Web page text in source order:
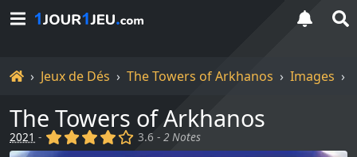
Accueil
Jeux de Dés The Towers of Arkhanos Images
The Towers of Arkhanos
2021 - (x) (x) (x) (x) ()
3.6 -2 Notes